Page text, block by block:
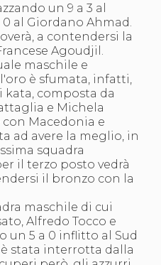
sportivi
di Gara
Fiscale
fiscali
un 9 a 3 al
0 al Giordano Ahmad.
a contendersi la
Agoudjil.
maschile e
è sfumata, infatti,
kata, composta da
e Michela
Macedonia e
ad avere la meglio, in
squadra
il terzo posto vedrà
il bronzo con la
maschile di cui
Alfredo Tocco e
un 5 a 0 inflitto al Sud
stata interrotta dalla